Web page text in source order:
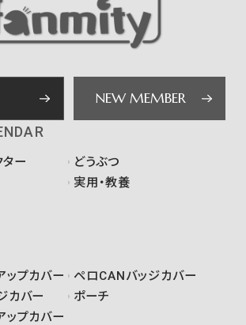
NEW MEMBER
ター
どうぶつ
実用・教養
ップカバー
ペロCANバッジカバー
カバー
ポーチ
ップカバー